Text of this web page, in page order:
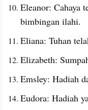
Eleanor: Cahaya
bimbingan ilahi.
Eliana: Tuhan
Elizabeth:
Emsley: Hadiah
Eudora: Hadiah